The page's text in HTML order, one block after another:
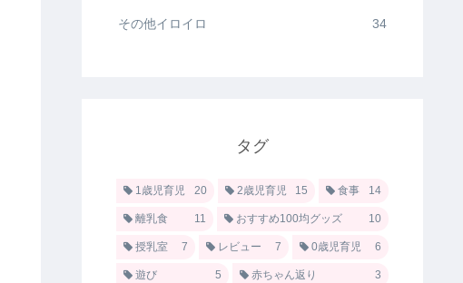
その他イロイロ 34
タグ
1歳児育児 20 2歳児育児 15 食事 14
離乳食 11 おすすめ100均グッズ 10
授乳室 7 レビュー 7 0歳児育児 6
遊び 5 赤ちゃん返り 3